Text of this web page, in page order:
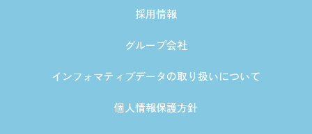
採用情報
グループ会社
インフォマティブデータの取り扱いについて
個人情報保護方針